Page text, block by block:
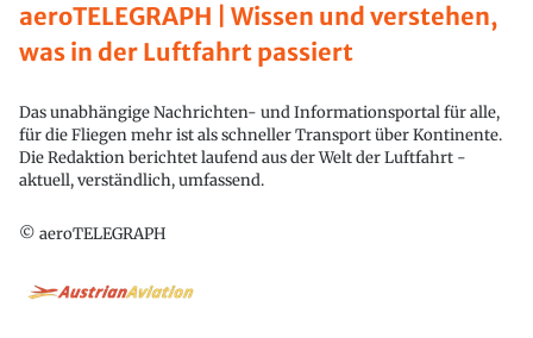
aeroTELEGRAPH | Wissen und verstehen,
was in der Luftfahrt passiert
Das unabhängige Nachrichten- und Informationsportal für alle,
für die Fliegen mehr ist als schneller Transport über Kontinente.
Die Redaktion berichtet laufend aus der Welt der Luftfahrt -
aktuell, verständlich, umfassend.
© aeroTELEGRAPH